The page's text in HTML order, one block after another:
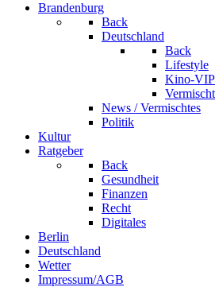
Brandenburg
Back
Deutschland
Back
Lifestyle
Kino-VIP
News / Vermischtes
Politik
Kultur
Ratgeber
Back
Gesundheit
Finanzen
Recht
Digitales
Berlin
Deutschland
Wetter
Impressum/AGB